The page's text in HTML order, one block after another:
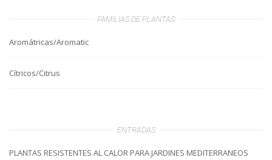
FAMILIAS DE PLANTAS
Aromátricas/Aromatic
Cítricos/Citrus
ENTRADAS
PLANTAS RESISTENTES AL CALOR PARA JARDINES MEDITERRANEOS